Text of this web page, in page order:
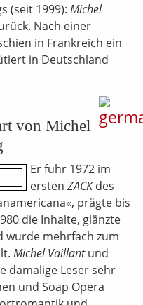
(seit 1999): Michel
Nach einer
in Frankreich ein
in Deutschland
von Michel
Er fuhr 1972 im
ersten ZACKdes
prägte bis
die Inhalte, glänzte
wurde mehrfach zum
Michel Vaillantund
damalige Leser sehr
und Soap Opera